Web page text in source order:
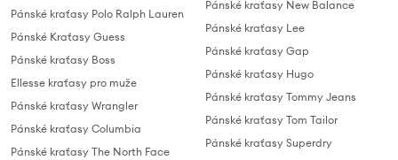
Pánské kraťasy Polo Ralph Lauren
Pánské Kraťasy Guess
Pánské kraťasy Boss
Ellesse kraťasy pro muže
Pánské kraťasy Wrangler
Pánské kraťasy Columbia
Pánské kraťasy The North Face
Pánské kraťasy New Balance
Pánské kraťasy Lee
Pánské kraťasy Gap
Pánské kraťasy Hugo
Pánské kraťasy Tommy Jeans
Pánské kraťasy Tom Tailor
Pánské kraťasy Superdry